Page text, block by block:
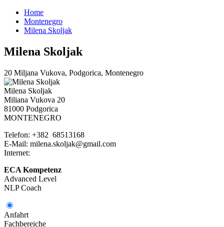
Home
Montenegro
Milena Skoljak
Milena Skoljak
20 Miljana Vukova, Podgorica, Montenegro
Milena Skoljak
Miliana Vukova 20
81000 Podgorica
MONTENEGRO
Telefon: +382 68513168
E-Mail: milena.skoljak@gmail.com
Internet:
ECA Kompetenz
Advanced Level
NLP Coach
Anfahrt
Fachbereiche